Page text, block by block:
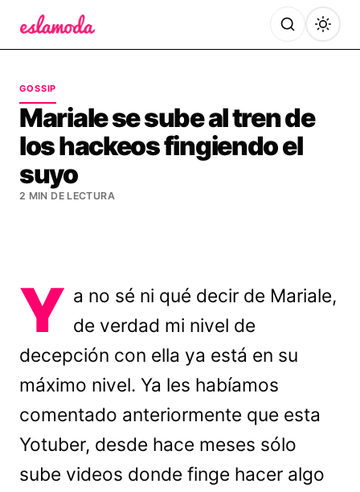
GOSSIP
Mariale se sube al tren de
los hackeos fingiendo el
suyo
2 MIN DE LECTURA
Y a no sé ni qué decir de Mariale,
de verdad mi nivel de
decepción con ella ya está en su
máximo nivel. Ya les habíamos
comentado anteriormente que esta
Yotuber, desde hace meses sólo
sube videos donde finge hacer algo